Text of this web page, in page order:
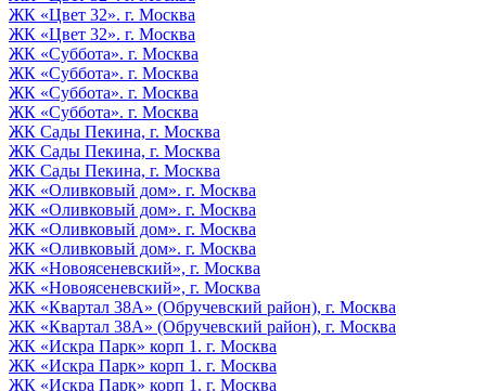
ЖК «Цвет 32». г. Москва
ЖК «Цвет 32». г. Москва
ЖК «Суббота». г. Москва
ЖК «Суббота». г. Москва
ЖК «Суббота». г. Москва
ЖК «Суббота». г. Москва
ЖК Сады Пекина, г. Москва
ЖК Сады Пекина, г. Москва
ЖК Сады Пекина, г. Москва
ЖК «Оливковый дом». г. Москва
ЖК «Оливковый дом». г. Москва
ЖК «Оливковый дом». г. Москва
ЖК «Оливковый дом». г. Москва
ЖК «Новоясеневский», г. Москва
ЖК «Новоясеневский», г. Москва
ЖК «Квартал 38А» (Обручевский район), г. Москва
ЖК «Квартал 38А» (Обручевский район), г. Москва
ЖК «Искра Парк» корп 1. г. Москва
ЖК «Искра Парк» корп 1. г. Москва
ЖК «Искра Парк» корп 1. г. Москва